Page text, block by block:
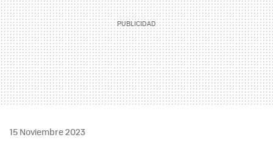
15 Noviembre 2023